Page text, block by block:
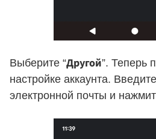
Выберите “Другой”. Теперь
настройке аккаунта.
электронной почты и